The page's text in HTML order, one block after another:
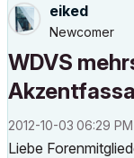
eiked
Newcomer
WDVS
‎2012-10-03 06:29 PM
Liebe